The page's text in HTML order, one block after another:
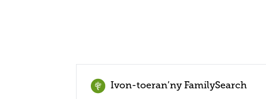
Ivon-toeran’ny FamilySearch